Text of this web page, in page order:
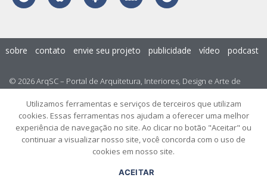
© 2026 ArqSC – Portal de Arquitetura, Interiores, Design e Arte de
sobre contato envie seu projeto publicidade vídeo podcast
Utilizamos ferramentas e serviços de terceiros que utilizam
cookies. Essas ferramentas nos ajudam a oferecer uma melhor
experiência de navegação no site. Ao clicar no botão "Aceitar" ou
continuar a visualizar nosso site, você concorda com o uso de
cookies em nosso site.
ACEITAR